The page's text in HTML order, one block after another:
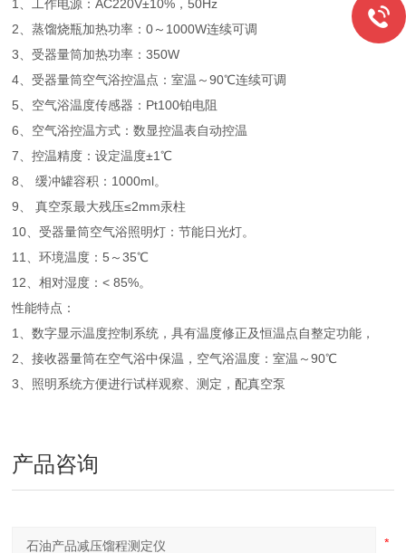
1、工作电源：AC220V±10%，50Hz
2、蒸馏烧瓶加热功率：0～1000W连续可调
3、受器量筒加热功率：350W
4、受器量筒空气浴控温点：室温～90℃连续可调
5、空气浴温度传感器：Pt100铂电阻
6、空气浴控温方式：数显控温表自动控温
7、控温精度：设定温度±1℃
8、 缓冲罐容积：1000ml。
9、 真空泵最大残压≤2mm汞柱
10、受器量筒空气浴照明灯：节能日光灯。
11、环境温度：5～35℃
12、相对湿度：< 85%。
性能特点：
1、数字显示温度控制系统，具有温度修正及恒温点自整定功能，
2、接收器量筒在空气浴中保温，空气浴温度：室温～90℃
3、照明系统方便进行试样观察、测定，配真空泵
产品咨询